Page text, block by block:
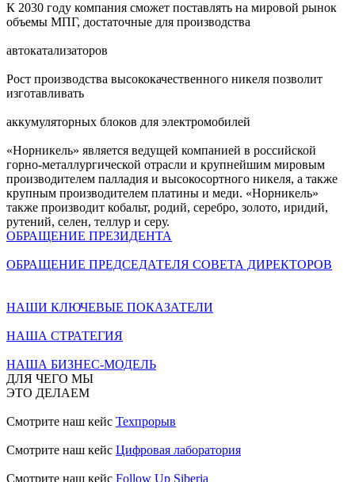
К 2030 году компания сможет поставлять на мировой рынок
объемы МПГ, достаточные для производства
автокатализаторов
Рост производства высококачественного никеля позволит
изготавливать
аккумуляторных блоков для электромобилей
«Норникель» является ведущей компанией в российской
горно-металлургической отрасли и крупнейшим мировым
производителем палладия и высокосортного никеля, а также
крупным производителем платины и меди. «Норникель»
также производит кобальт, родий, серебро, золото, иридий,
рутений, селен, теллур и серу.
ОБРАЩЕНИЕ ПРЕЗИДЕНТА
ОБРАЩЕНИЕ ПРЕДСЕДАТЕЛЯ СОВЕТА ДИРЕКТОРОВ
НАШИ КЛЮЧЕВЫЕ ПОКАЗАТЕЛИ
НАША СТРАТЕГИЯ
НАША БИЗНЕС-МОДЕЛЬ
ДЛЯ ЧЕГО МЫ
ЭТО ДЕЛАЕМ
Смотрите наш кейс Техпрорыв
Смотрите наш кейс Цифровая лаборатория
Смотрите наш кейс Follow Up Siberia